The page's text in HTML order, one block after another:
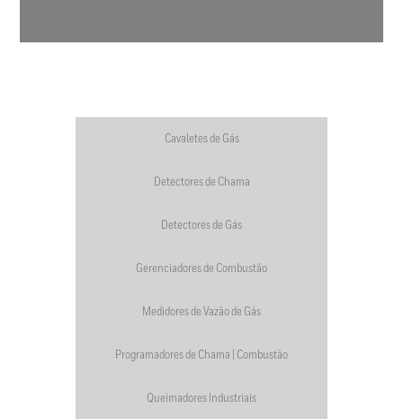
Cavaletes de Gás
Detectores de Chama
Detectores de Gás
Gerenciadores de Combustão
Medidores de Vazão de Gás
Programadores de Chama | Combustão
Queimadores Industriais